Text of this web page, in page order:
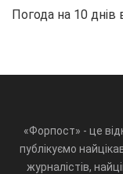
Погода на 10 днів
«Форпост» - це
публікуємо
журналістів,